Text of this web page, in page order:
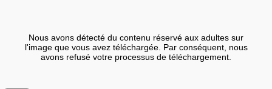
Nous avons détecté du contenu réservé aux adultes sur
l'image que vous avez téléchargée. Par conséquent, nous
avons refusé votre processus de téléchargement.